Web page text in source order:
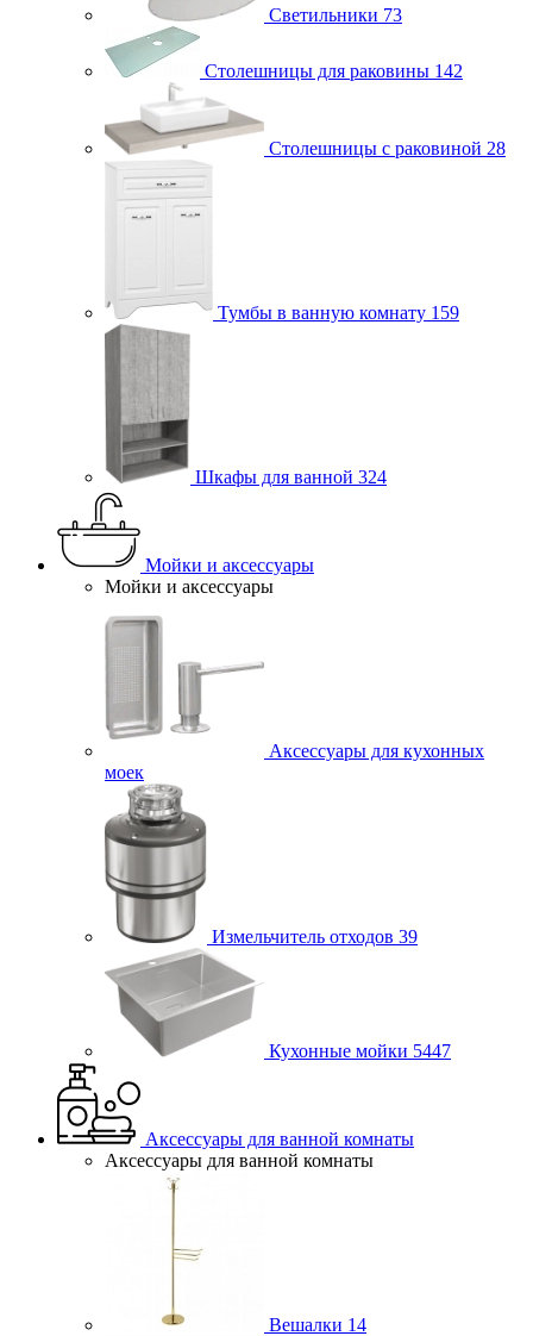
Светильники 73
Столешницы для раковины 142
Столешницы с раковиной 28
Тумбы в ванную комнату 159
Шкафы для ванной 324
Мойки и аксессуары
Мойки и аксессуары
Аксессуары для кухонных
моек
Измельчитель отходов 39
Кухонные мойки 5447
Аксессуары для ванной комнаты
Аксессуары для ванной комнаты
Вешалки 14